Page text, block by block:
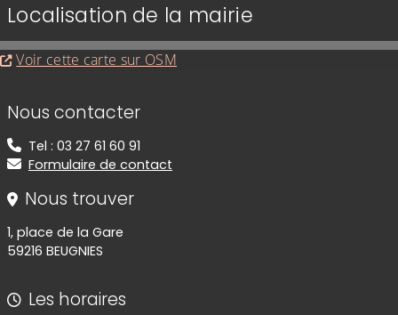
Localisation de la mairie
Evitez la carte interactive ci-après et aller au
Voir cette carte sur OSM
Informations de contact
Nous contacter
Tel : 03 27 61 60 91
Formulaire de contact
Nous trouver
1, place de la Gare
59216 BEUGNIES
Les horaires